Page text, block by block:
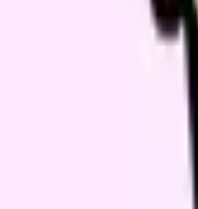
給料コンパスで比較する
られます。